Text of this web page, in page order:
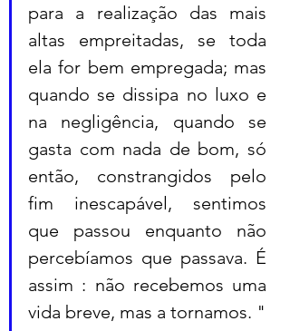
para a realização das mais
altas empreitadas, se toda
ela for bem empregada; mas
quando se dissipa no luxo e
na negligência, quando se
gasta com nada de bom, só
então, constrangidos pelo
fim inescapável, sentimos
que passou enquanto não
percebíamos que passava. É
assim : não recebemos uma